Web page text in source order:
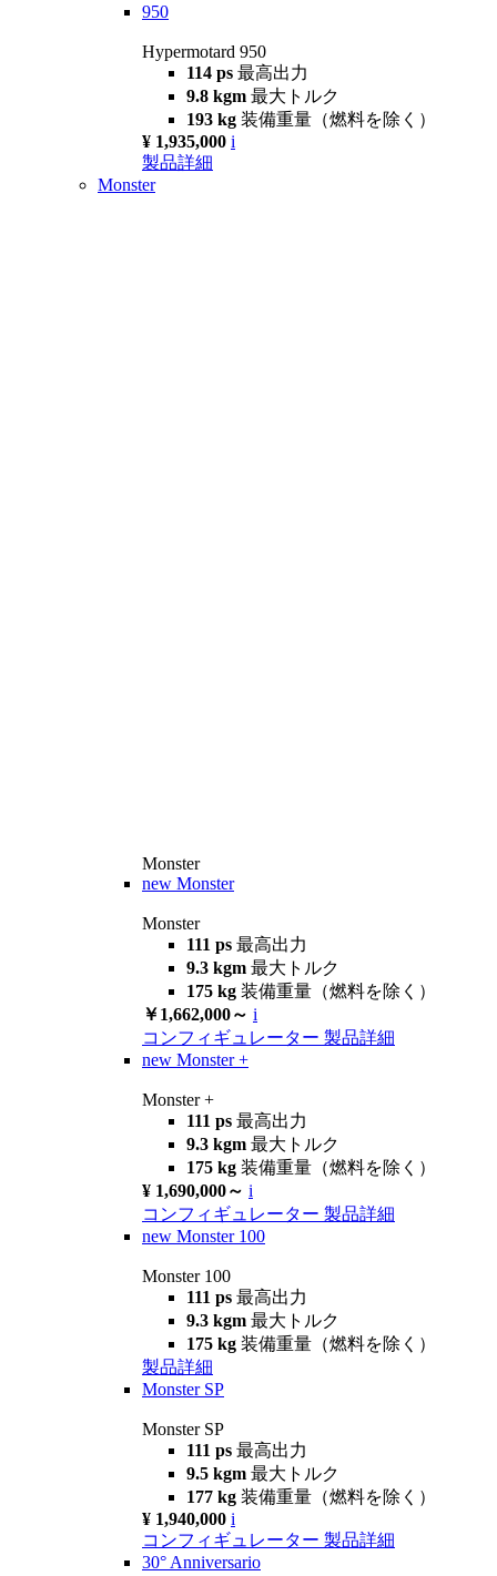
950
Hypermotard 950
114 ps 最高出力
9.8 kgm 最大トルク
193 kg 装備重量（燃料を除く）
¥ 1,935,000 i
製品詳細
Monster
Monster
new Monster
Monster
111 ps 最高出力
9.3 kgm 最大トルク
175 kg 装備重量（燃料を除く）
￥1,662,000～ i
コンフィギュレーター 製品詳細
new Monster +
Monster +
111 ps 最高出力
9.3 kgm 最大トルク
175 kg 装備重量（燃料を除く）
¥ 1,690,000～ i
コンフィギュレーター 製品詳細
new Monster 100
Monster 100
111 ps 最高出力
9.3 kgm 最大トルク
175 kg 装備重量（燃料を除く）
製品詳細
Monster SP
Monster SP
111 ps 最高出力
9.5 kgm 最大トルク
177 kg 装備重量（燃料を除く）
¥ 1,940,000 i
コンフィギュレーター 製品詳細
30° Anniversario